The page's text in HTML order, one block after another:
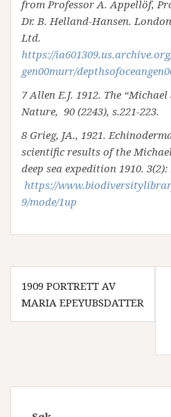
from Professor A. Appellöf,
Dr. B. Helland-Hansen.
Ltd.
https://
gen00murr/
7 Allen E.J. 1912. The
Nature, 90 (2243), s.221-223.
8 Grieg, JA., 1921.
scientific results of the
deep sea expedition 1910. 3(2):
https://
9/mode/1up
1909 PORTRETT AV
MARIA EPEYUBSDATTER